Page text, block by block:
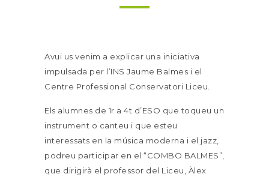
Avui us venim a explicar una iniciativa
impulsada per l’INS Jaume Balmes i el
Centre Professional Conservatori Liceu.
Els alumnes de 1r a 4t d’ESO que toqueu un
instrument o canteu i que esteu
interessats en la música moderna i el jazz,
podreu participar en el “COMBO BALMES”,
que dirigirà el professor del Liceu, Àlex